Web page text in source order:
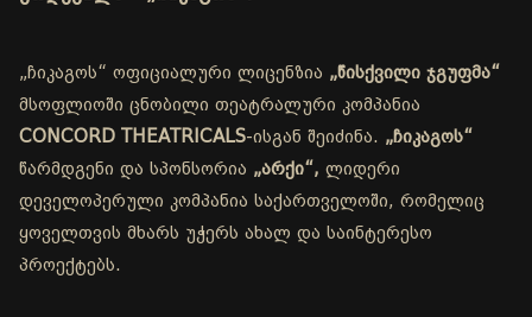
„ჩიკაგოს“ ოფიციალური ლიცენზია „წისქვილი ჯგუფმა“
მსოფლიოში ცნობილი თეატრალური კომპანია
CONCORD THEATRICALS-ისგან შეიძინა. „ჩიკაგოს“
წარმდგენი და სპონსორია „არქი“, ლიდერი
დეველოპერული კომპანია საქართველოში, რომელიც
ყოველთვის მხარს უჭერს ახალ და საინტერესო
პროექტებს.